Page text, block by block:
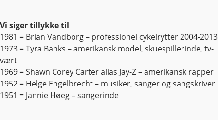
Vi siger tillykke til
1981 = Brian Vandborg – professionel cykelrytter 2004-2013
1973 = Tyra Banks – amerikansk model, skuespillerinde, tv-
vært
1969 = Shawn Corey Carter alias Jay-Z – amerikansk rapper
1952 = Helge Engelbrecht – musiker, sanger og sangskriver
1951 = Jannie Høeg – sangerinde